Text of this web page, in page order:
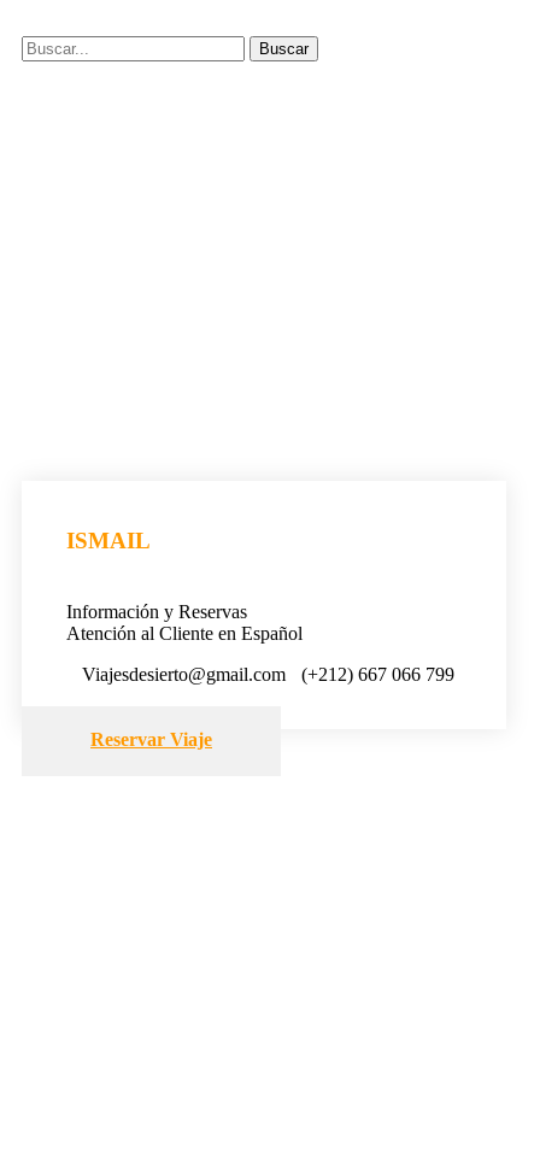
ISMAIL
Información y Reservas
Atención al Cliente en Español
Viajesdesierto@gmail.com
(+212) 667 066 799
Reservar Viaje